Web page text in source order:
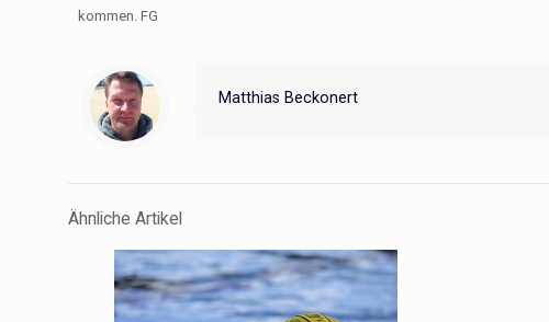
kommen. FG
Matthias Beckonert
Ähnliche Artikel